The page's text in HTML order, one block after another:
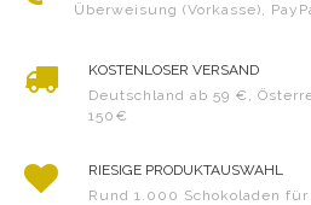
Überweisung (Vorkasse),
KOSTENLOSER VERSAND
Deutschland ab 59 €,
150€
RIESIGE PRODUKTAUSWAHL
Rund 1.000 Schokoladen